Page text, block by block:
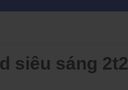
siêu sáng 2t2